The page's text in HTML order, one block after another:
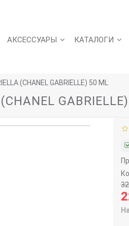
АКСЕССУАРЫ КАТАЛОГИ
(CHANEL GABRIELLE) 50 ML